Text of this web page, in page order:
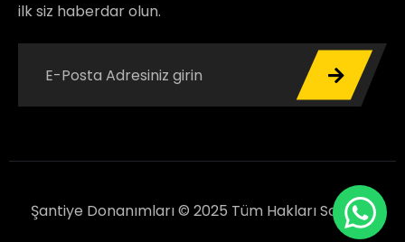
ilk siz haberdar olun.
Şantiye Donanımları © 2025 Tüm Hakları Saklıdır.